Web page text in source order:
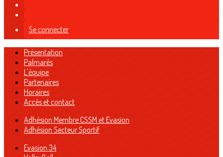
Se connecter
Présentation
Palmarès
L'équipe
Partenaires
Horaires
Accès et contact
Adhésion Membre CSSM et Evasion
Adhésion Secteur Sportif
Evasion 34